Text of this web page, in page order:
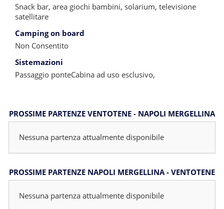
Snack bar, area giochi bambini, solarium, televisione
satellitare
Camping on board
Non Consentito
Sistemazioni
Passaggio ponteCabina ad uso esclusivo,
PROSSIME PARTENZE VENTOTENE - NAPOLI MERGELLINA
Nessuna partenza attualmente disponibile
PROSSIME PARTENZE NAPOLI MERGELLINA - VENTOTENE
Nessuna partenza attualmente disponibile